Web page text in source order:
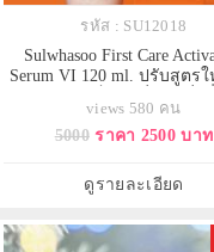
รหัส : SU12018
Sulwhasoo First Care
Serum VI 120 ml. ปรับสูตรใ
แรกในการปรนนิบัติผิวฟื้นบำ
ลดเลือนริ้วรอย ผสานสารสกั
เซลล์ผิวใหม่เสริมเกราะป้องกั
ดีขึ้นกว่าสูตรเด
views 580 คน
5000 ราคา 2500 บาท
ดูรายละเอียด